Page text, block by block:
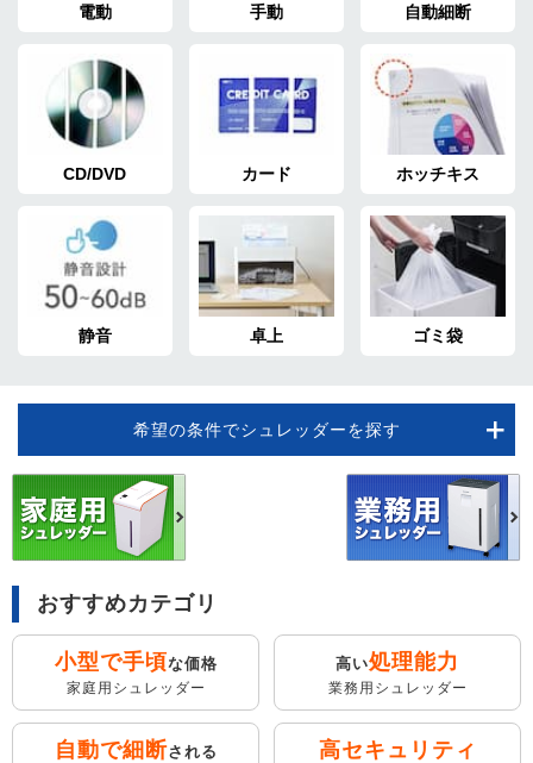
電動 手動 自動細断
CD/DVD カード ホッチキス
静音 卓上 ゴミ袋
希望の条件でシュレッダーを探す
おすすめカテゴリ
小型で手頃な価格
家庭用シュレッダー
高い処理能力
業務用シュレッダー
自動で細断される 高セキュリティ